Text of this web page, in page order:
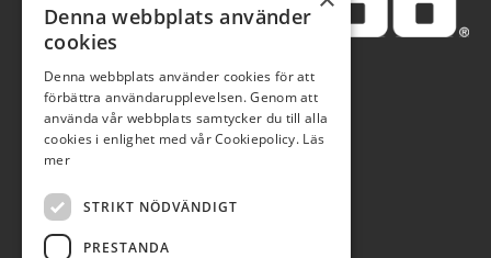
Denna webbplats använder
cookies
Denna webbplats använder cookies för att
förbättra användarupplevelsen. Genom att
använda vår webbplats samtycker du till alla
cookies i enlighet med vår Cookiepolicy. Läs
mer
STRIKT NÖDVÄNDIGT
PRESTANDA